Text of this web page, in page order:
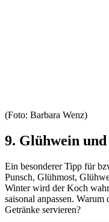
(Foto: Barbara Wenz)
9. Glühwein
Ein besonderer Tipp für
Punsch, Glühmost,
Winter wird der Koch
saisonal anpassen. Warum
Getränke servieren?